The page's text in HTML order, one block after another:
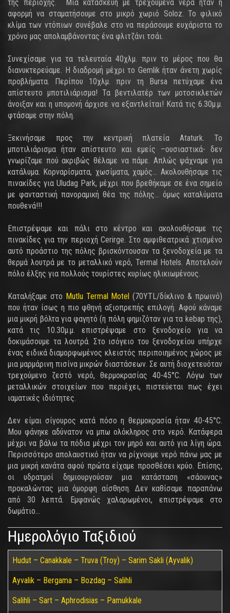
της περιοχής. Μια κατασκευή με τρεχούμενα νερά ήταν η
αφορμή να σταματήσουμε στο μικρό χωριό Soloz. Το φιλικό
κλίμα των ντόπιων συνέβαλε στο να περάσουμε ευχάριστα το
χρόνο μας απολαμβάνοντας ένα φλιτζάνι τσάι.
Συνεχίσαμε για τα τελευταία 40χλμ. πριν το μέρος που θα
διανυκτερεύαμε. Η διαδρομή μέχρι το Gemlik ήταν άνετη χωρίς
προβλήματα. Περίπου 10χλμ. πριν τη Bursa πετύχαμε ένα
απίστευτο μποτιλιάρισμα! Τα βεντιλατέρ των μοτοσικλετών
άνοιξαν και η υπομονή άρχισε να εξαντλείται! Κατά τις 6.30μ.μ.
φτάσαμε στην πόλη.
Ξεκινήσαμε προς την κεντρική πλατεία Ataturk. Το
μποτιλιάρισμα ήταν απίστευτο και εμείς –ουσιαστικά- δεν
γνωρίζαμε πού ακριβώς θέλαμε να πάμε. Απλώς ψάχναμε για
κατάλυμα. Κορναρίσματα, χωσίματα, χαμός… Ακολουθήσαμε τις
πινακίδες για Uludag Park, μέχρι που βρεθήκαμε σε ένα σημείο
με φανταστική πανοραμική θέα της πόλης… όμως καταλύματα
πουθενά!!!
Επιστρέψαμε και πάλι στο κέντρο και ακολουθήσαμε τις
πινακίδες για την περιοχή Cerirge. Στο αμφιθεατρικά χτισμένο
αυτό προάστιο της πόλης βρισκόντουσαν τα ξενοδοχεία με τα
θερμά λουτρά με το μεταλλικό νερό, Termal Hotels. Αποτελούν
πόλο έλξης για πολλούς τουρίστες κυρίως ηλικιωμένους.
Καταλήξαμε στο Mutlu Termal Motel(70YTL/δίκλινο & πρωινό)
που ήταν ίσως η πιο φθηνή αξιοπρεπής επιλογή. Αφού κάναμε
μια μικρή βόλτα για φαγητό (η πόλη φημιζόταν για τα kebap της),
κατά τις 10.30μ.μ. επιστρέψαμε στο ξενοδοχείο για να
δοκιμάσουμε τα λουτρά. Στο ισόγειο του ξενοδοχείου υπήρχε
ένας ειδικά διαμορφωμένος κλειστός περιποιημένος χώρος με
μια μαρμάρινη πισίνα μικρών διαστάσεων. Σε αυτή διοχετευόταν
τρεχούμενο ζεστό νερό, θερμοκρασίας 40-45°C. Λόγω των
μεταλλικών στοιχείων που περιέχει, πιστεύεται πως έχει
ιαματικές ιδιότητες.
Δεν είμαι σίγουρος κατά πόσο η θερμοκρασία ήταν 40-45°C.
Μου φάνηκε αδύνατον να μπω ολόκληρος στο νερό. Κατάφερα
μέχρι να βάλω τα πόδια μέχρι τον μηρό και αυτό για λίγη ώρα.
Περισσότερο απολαυστικό ήταν να ρίχνουμε νερό πάνω μας με
μια μικρή κανάτα αφού πρώτα είχαμε προσθέσει κρύο. Επίσης,
οι υδρατμοί δημιουργούσαν μια κατάσταση «σάουνας»
προκαλώντας μια όμορφη αίσθηση. Δεν καθίσαμε παραπάνω
από 30 λεπτά. Εμφανώς χαλαρωμένοι, επιστρέψαμε στο
δωμάτιο...
Ημερολόγιο Ταξιδιού
Hudut – Canakkale – Truva (Troy) – Sarim Sakli (Ayvalik)
Ayvalik – Bergama – Bozdag – Salihli
Salihli – Sart – Aphrodisias – Pamukkale